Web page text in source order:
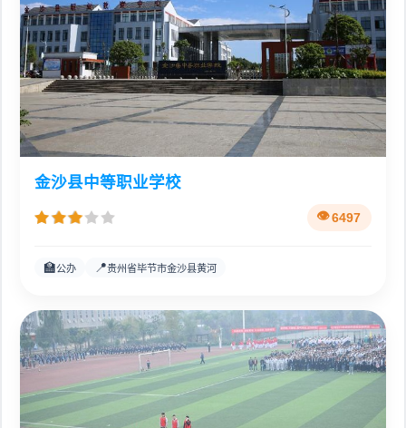
金沙县中等职业学校
6497
🏫公办 📍贵州省毕节市金沙县黄河